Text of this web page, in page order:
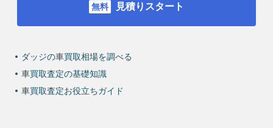
見積りスタート
ダッジの車買取相場を調べる
車買取査定の基礎知識
車買取査定お役立ちガイド